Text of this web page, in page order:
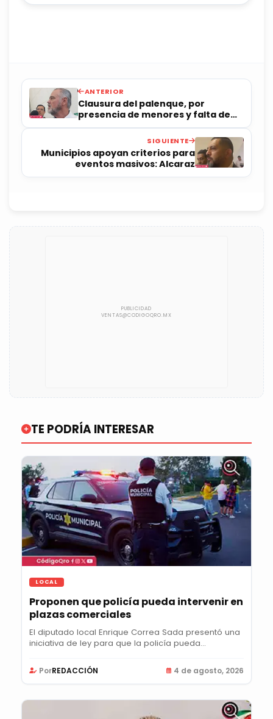
ANTERIOR
Clausura del palenque, por
presencia de menores y falta de
permiso para pelea de gallos:
SIGUIENTE
Municipios apoyan criterios para
eventos masivos: Alcaraz
TE PODRÍA INTERESAR
LOCAL
Proponen que policía pueda intervenir en
plazas comerciales
El diputado local Enrique Correa Sada presentó una
iniciativa de ley para que la policía pueda...
PorREDACCIÓN 4 de agosto, 2026